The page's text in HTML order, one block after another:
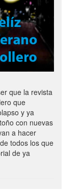
que la revista
que
y ya
con nuevas
a hacer
todos los que
de ya